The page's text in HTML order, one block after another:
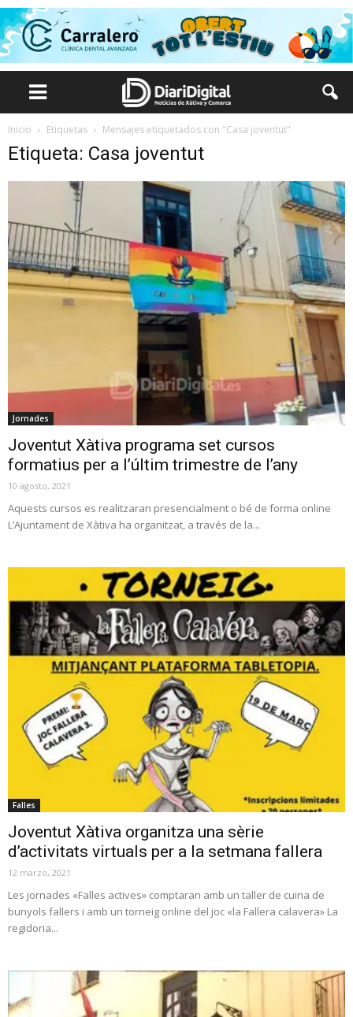
Inicio Etiquetas Mensajes etiquetados con "Casa joventut"
Etiqueta: Casa joventut
Jornades
Joventut Xàtiva programa set cursos
formatius per a l’últim trimestre de l’any
10 agosto, 2021
Aquests cursos es realitzaran presencialment o bé de forma online
L’Ajuntament de Xàtiva ha organitzat, a través de la...
Falles
Joventut Xàtiva organitza una sèrie
d’activitats virtuals per a la setmana fallera
12 marzo, 2021
Les jornades «Falles actives» comptaran amb un taller de cuina de
bunyols fallers i amb un torneig online del joc «la Fallera calavera» La
regidoria...